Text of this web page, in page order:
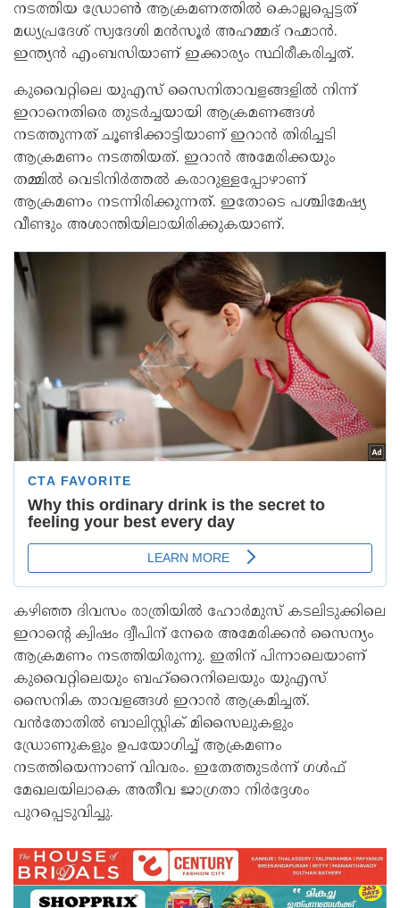
നടത്തിയ ഡ്രോൺ ആക്രമണത്തിൽ കൊല്ലപ്പെട്ടത്
മധ്യപ്രദേശ് സ്വദേശി മൻസൂർ അഹമ്മദ് റഹ്മാൻ.
ഇന്ത്യൻ എംബസിയാണ് ഇക്കാര്യം സ്ഥിരീകരിച്ചത്.
കുവൈറ്റിലെ യുഎസ് സൈനിതാവളങ്ങളിൽ നിന്ന്
ഇറാനെതിരെ തുടർച്ചയായി ആക്രമണങ്ങൾ
നടത്തുന്നത് ചൂണ്ടിക്കാട്ടിയാണ് ഇറാൻ തിരിച്ചടി
ആക്രമണം നടത്തിയത്. ഇറാൻ അമേരിക്കയും
തമ്മിൽ വെടിനിർത്തൽ കരാറുള്ളപ്പോഴാണ്
ആക്രമണം നടന്നിരിക്കുന്നത്. ഇതോടെ പശ്ചിമേഷ്യ
വീണ്ടും അശാന്തിയിലായിരിക്കുകയാണ്.
കഴിഞ്ഞ ദിവസം രാത്രിയിൽ ഹോർമുസ് കടലിടുക്കിലെ
ഇറാന്‍റെ ക്വിഷം ദ്വീപിന് നേരെ അമേരിക്കൻ സൈന്യം
ആക്രമണം നടത്തിയിരുന്നു. ഇതിന് പിന്നാലെയാണ്
കുവൈറ്റിലെയും ബഹ്‌റൈനിലെയും യുഎസ്
സൈനിക താവളങ്ങൾ ഇറാൻ ആക്രമിച്ചത്.
വൻതോതിൽ ബാലിസ്റ്റിക് മിസൈലുകളും
ഡ്രോണുകളും ഉപയോഗിച്ച് ആക്രമണം
നടത്തിയെന്നാണ് വിവരം. ഇതേത്തുടർന്ന് ഗൾഫ്
മേഖലയിലാകെ അതീവ ജാഗ്രതാ നിർദ്ദേശം
പുറപ്പെടുവിച്ചു.